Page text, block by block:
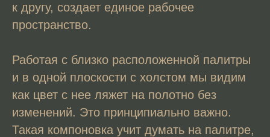
к другу, создает единое рабочее
пространство.
Работая с близко расположенной палитры
и в одной плоскости с холстом мы видим
как цвет с нее ляжет на полотно без
изменений. Это принципиально важно.
Такая компоновка учит думать на палитре,